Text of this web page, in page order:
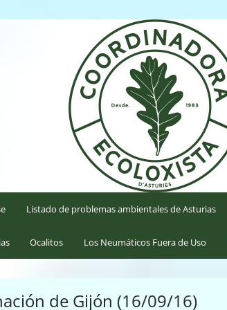
Listado de problemas ambientales de Asturias
Ocalitos Los Neumáticos Fuera de Uso
de Gijón (16/09/16)